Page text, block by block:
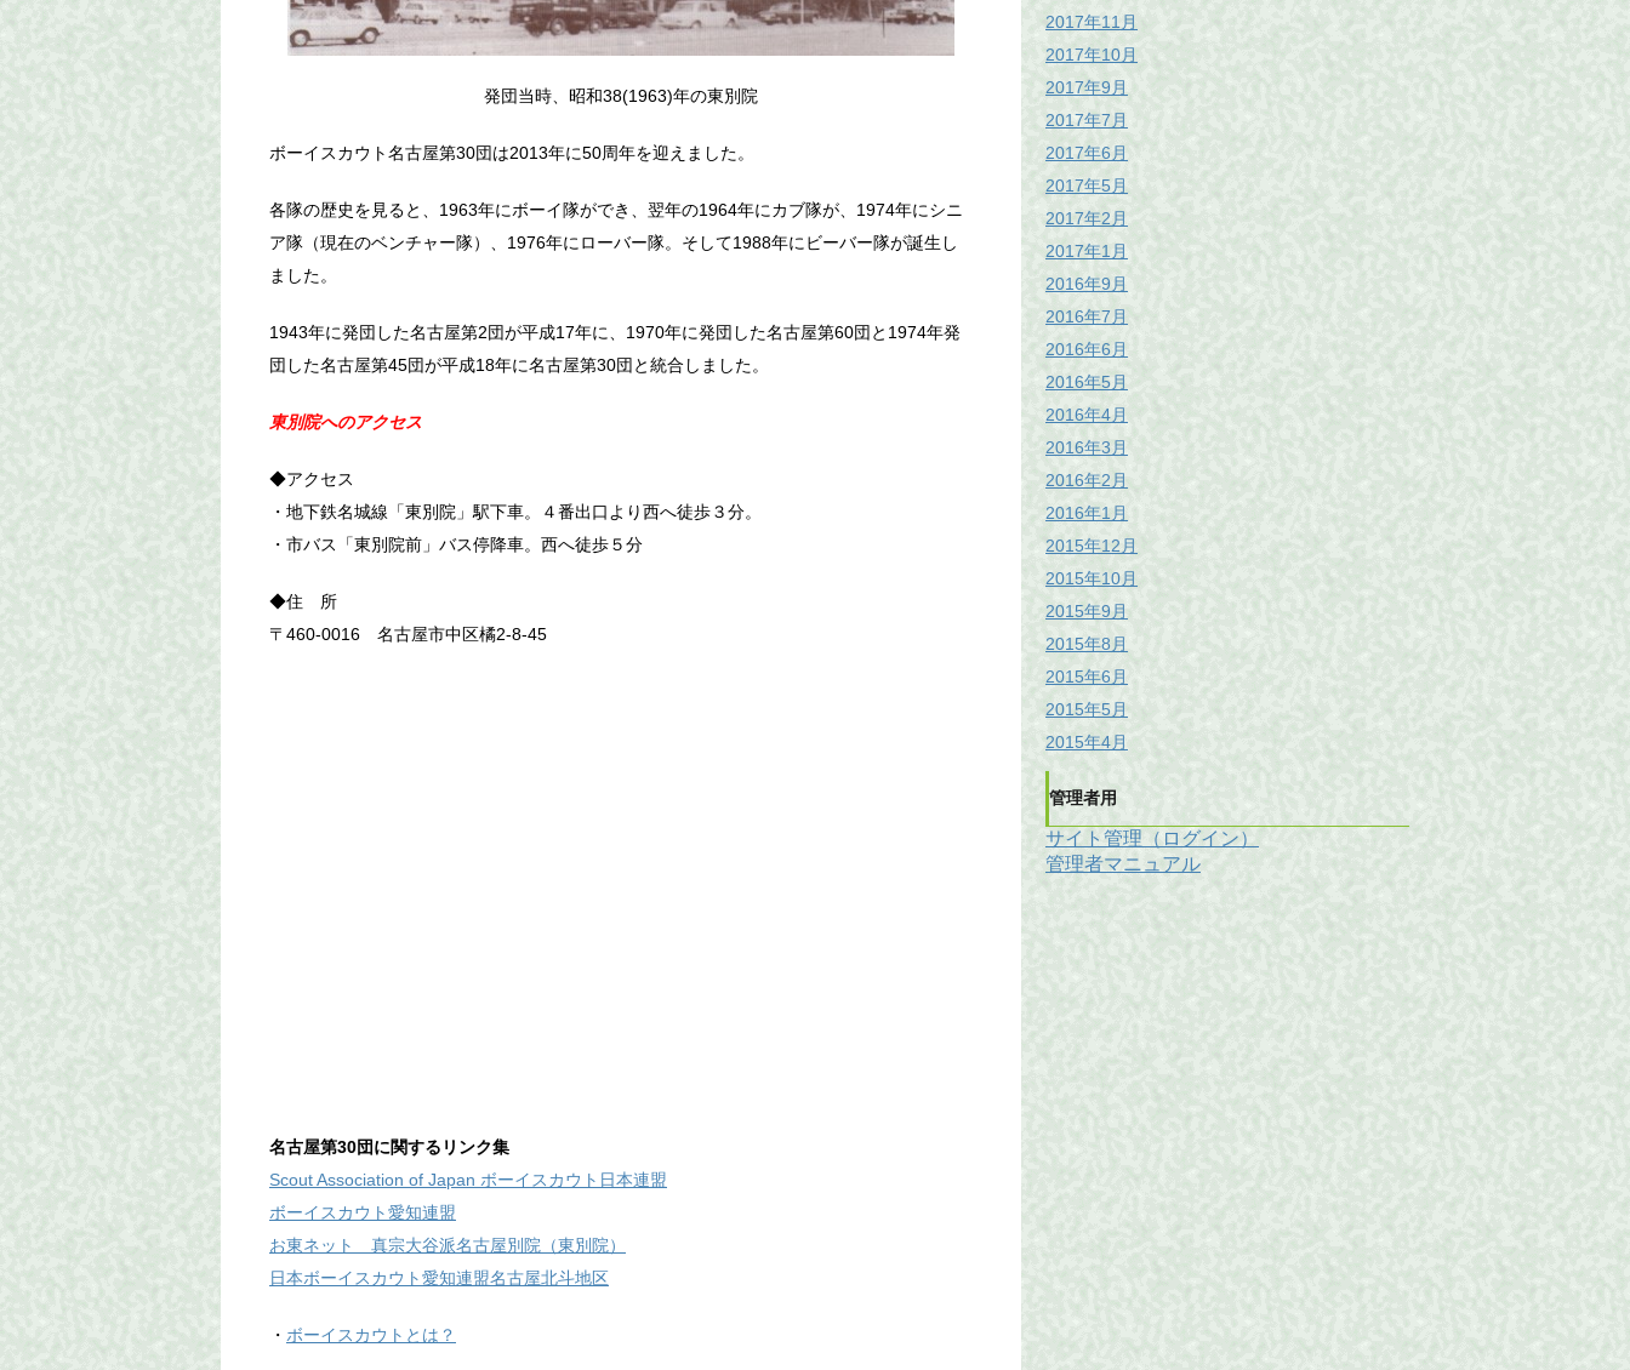
発団当時、昭和38(1963)年の東別院
ボーイスカウト名古屋第30団は2013年に50周年を迎えました。
各隊の歴史を見ると、1963年にボーイ隊ができ、翌年の1964年にカブ隊が、1974年にシニ
ア隊（現在のベンチャー隊）、1976年にローバー隊。そして1988年にビーバー隊が誕生し
ました。
1943年に発団した名古屋第2団が平成17年に、1970年に発団した名古屋第60団と1974年発
団した名古屋第45団が平成18年に名古屋第30団と統合しました。
東別院へのアクセス
◆アクセス
・地下鉄名城線「東別院」駅下車。４番出口より西へ徒歩３分。
・市バス「東別院前」バス停降車。西へ徒歩５分
◆住 所
〒460-0016 名古屋市中区橘2-8-45
名古屋第30団に関するリンク集
Scout Association of Japan ボーイスカウト日本連盟
ボーイスカウト愛知連盟
お東ネット 真宗大谷派名古屋別院（東別院）
日本ボーイスカウト愛知連盟名古屋北斗地区
・ ボーイスカウトとは？
2017年11月
2017年10月
2017年9月
2017年7月
2017年6月
2017年5月
2017年2月
2017年1月
2016年9月
2016年7月
2016年6月
2016年5月
2016年4月
2016年3月
2016年2月
2016年1月
2015年12月
2015年10月
2015年9月
2015年8月
2015年6月
2015年5月
2015年4月
管理者用
サイト管理（ログイン）
管理者マニュアル